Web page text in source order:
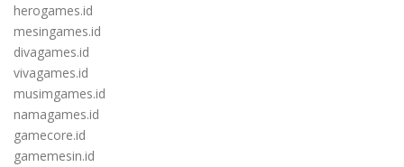
herogames.id
mesingames.id
divagames.id
vivagames.id
musimgames.id
namagames.id
gamecore.id
gamemesin.id